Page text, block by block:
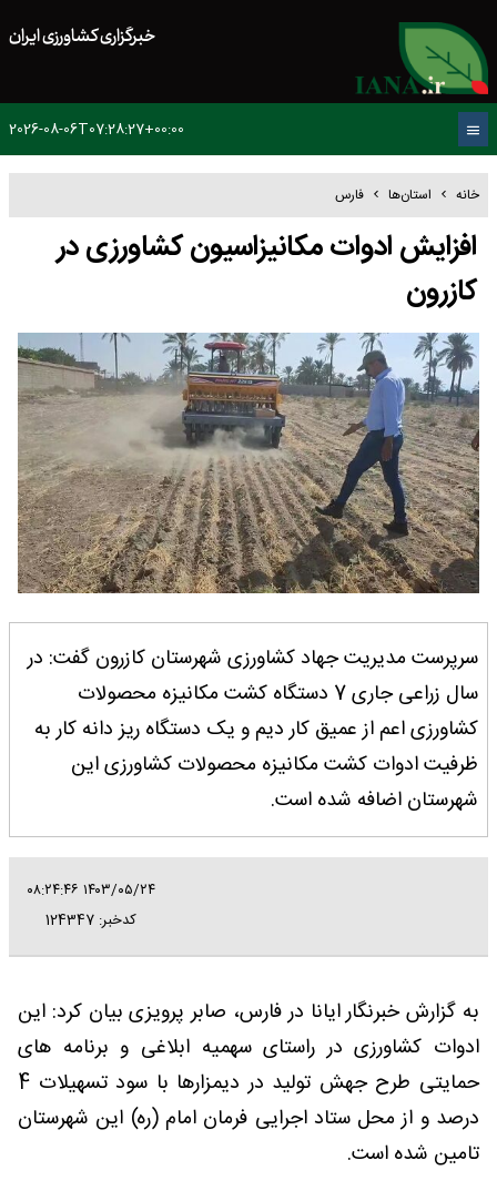
خبرگزاری کشاورزی ایران
2026-08-06T07:28:27+00:00
خانه استان‌ها فارس
افزایش ادوات مکانیزاسیون کشاورزی در
کازرون
سرپرست مدیریت جهاد کشاورزی شهرستان کازرون گفت: در
سال زراعی جاری 7 دستگاه کشت مکانیزه محصولات
کشاورزی اعم از عمیق کار دیم و یک دستگاه ریز دانه کار به
ظرفیت ادوات کشت مکانیزه محصولات کشاورزی این
شهرستان اضافه‌ شده است.
۱۴۰۳/۰۵/۲۴ ۰۸:۲۴:۴۶
کدخبر: 124347
به گزارش خبرنگار ایانا در فارس، صابر پرویزی بیان کرد: این
ادوات کشاورزی در راستای سهمیه ابلاغی و برنامه های
حمایتی طرح جهش تولید در دیمزارها با سود تسهیلات 4
درصد و از محل ستاد اجرایی فرمان امام (ره) این شهرستان
تامین شده است.